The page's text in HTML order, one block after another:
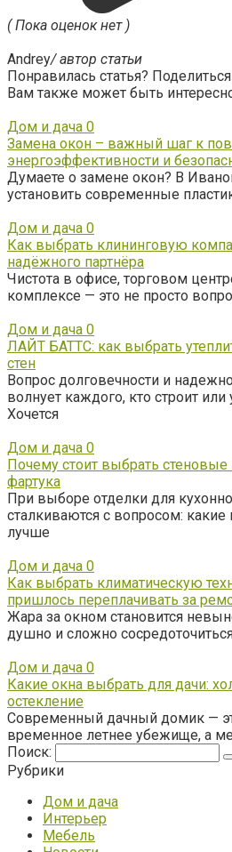
( Пока оценок нет )
Andrey/ автор статьи
Понравилась статья?
Вам также может быть
Дом и дача 0
Замена окон – важный шаг к
энергоэффективности и
Думаете о замене окон? В
установить современные
Дом и дача 0
Как выбрать клининговую
надёжного партнёра
Чистота в офисе, торговом
комплексе — это не просто
Дом и дача 0
ЛАЙТ БАТТС: как выбрать
стен
Вопрос долговечности и
волнует каждого, кто строит или
Хочется
Дом и дача 0
Почему стоит выбрать стеновые
фартука
При выборе отделки для
сталкиваются с вопросом:
лучше
Дом и дача 0
Как выбрать климатическую
пришлось переплачивать за
Жара за окном становится
душно и сложно
Дом и дача 0
Какие окна выбрать для дачи:
остекление
Современный дачный домик —
временное летнее убежище, а
Поиск:
Рубрики
Дом и дача
Интерьер
Мебель